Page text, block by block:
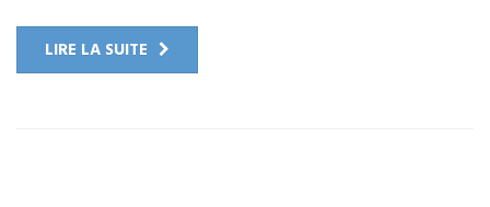
LIRE LA SUITE